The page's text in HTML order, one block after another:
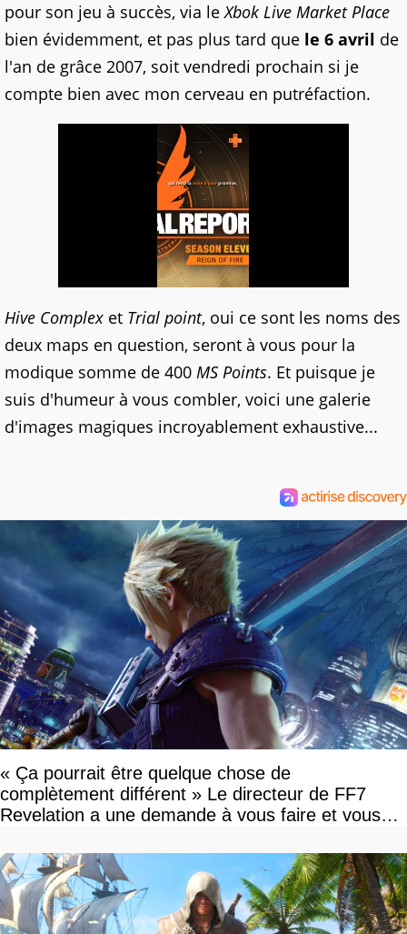
pour son jeu à succès, via leXbok Live Market Place
bien évidemment, et pas plus tard que le 6 avril de
l'an de grâce 2007, soit vendredi prochain si je
compte bien avec mon cerveau en putréfaction.
Hive Complex et Trial point, oui ce sont les noms des
deux maps en question, seront à vous pour la
modique somme de 400 MS Points. Et puisque je
suis d'humeur à vous combler, voici une galerie
d'images magiques incroyablement exhaustive...
« Ça pourrait être quelque chose de
complètement différent » Le directeur de FF7
Revelation a une demande à vous faire et vous